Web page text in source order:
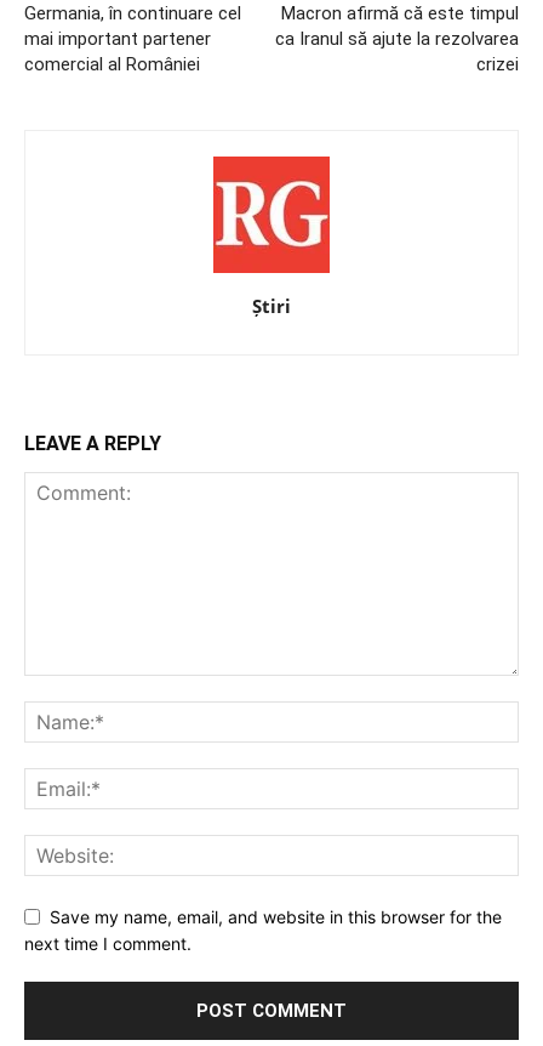
Germania, în continuare cel
mai important partener
comercial al României
Macron afirmă că este timpul
ca Iranul să ajute la rezolvarea
crizei
Știri
LEAVE A REPLY
Save my name, email, and website in this browser for the
next time I comment.